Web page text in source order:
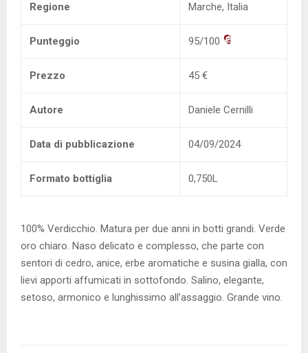
Regione Marche, Italia
Punteggio 95/100
Prezzo 45 €
Autore Daniele Cernilli
Data di pubblicazione 04/09/2024
Formato bottiglia 0,750L
100% Verdicchio. Matura per due anni in botti grandi. Verde
oro chiaro. Naso delicato e complesso, che parte con
sentori di cedro, anice, erbe aromatiche e susina gialla, con
lievi apporti affumicati in sottofondo. Salino, elegante,
setoso, armonico e lunghissimo all’assaggio. Grande vino.